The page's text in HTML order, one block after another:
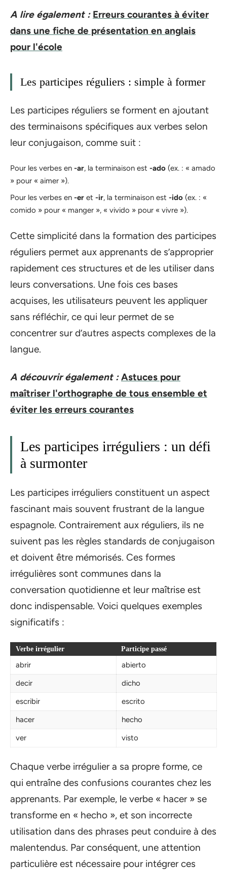
A lire également : Erreurs courantes à éviter
dans une fiche de présentation en anglais
pour l'école
Les participes réguliers : simple à former
Les participes réguliers se forment en ajoutant
des terminaisons spécifiques aux verbes selon
leur conjugaison, comme suit :
Pour les verbes en -ar, la terminaison est -ado (ex. : « amado
» pour « aimer »).
Pour les verbes en -er et -ir, la terminaison est -ido (ex. : «
comido » pour « manger », « vivido » pour « vivre »).
Cette simplicité dans la formation des participes
réguliers permet aux apprenants de s’approprier
rapidement ces structures et de les utiliser dans
leurs conversations. Une fois ces bases
acquises, les utilisateurs peuvent les appliquer
sans réfléchir, ce qui leur permet de se
concentrer sur d’autres aspects complexes de la
langue.
A découvrir également : Astuces pour
maîtriser l'orthographe de tous ensemble et
éviter les erreurs courantes
Les participes irréguliers : un défi
à surmonter
Les participes irréguliers constituent un aspect
fascinant mais souvent frustrant de la langue
espagnole. Contrairement aux réguliers, ils ne
suivent pas les règles standards de conjugaison
et doivent être mémorisés. Ces formes
irrégulières sont communes dans la
conversation quotidienne et leur maîtrise est
donc indispensable. Voici quelques exemples
significatifs :
Verbe irrégulier Participe passé
abrir
abierto
decir
dicho
escribir
escrito
hacer
hecho
ver
visto
Chaque verbe irrégulier a sa propre forme, ce
qui entraîne des confusions courantes chez les
apprenants. Par exemple, le verbe « hacer » se
transforme en « hecho », et son incorrecte
utilisation dans des phrases peut conduire à des
malentendus. Par conséquent, une attention
particulière est nécessaire pour intégrer ces